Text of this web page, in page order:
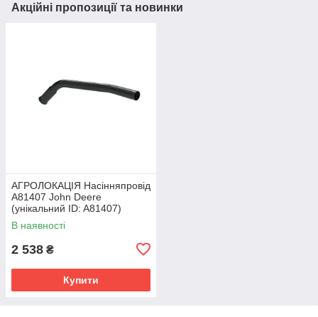
Акційні пропозиції та новинки
АГРОЛОКАЦІЯ Насінняпровід
A81407 John Deere
(унікальний ID: A81407)
В наявності
2 538 ₴
Купити